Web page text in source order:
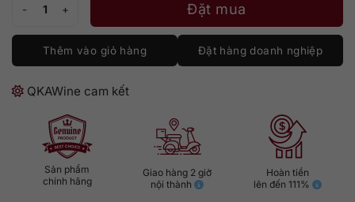
Đặt mua
Thêm vào giỏ hàng Đặt hàng doanh nghiệp
QKAWine cam kết
Sản phẩm
chính hãng
Giao hàng 2 giờ
nội thành
Hoàn tiền
lên đến 111%